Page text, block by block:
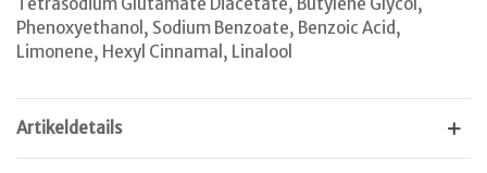
Tetrasodium Glutamate Diacetate, Butylene Glycol,
Phenoxyethanol, Sodium Benzoate, Benzoic Acid,
Limonene, Hexyl Cinnamal, Linalool
Artikeldetails